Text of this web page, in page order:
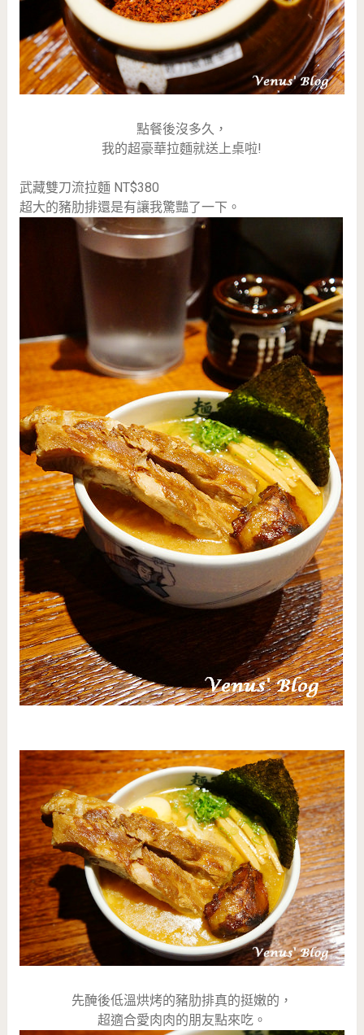
點餐後沒多久，
我的超豪華拉麵就送上桌啦!
武藏雙刀流拉麵 NT$380
超大的豬肋排還是有讓我驚豔了一下。
先醃後低溫烘烤的豬肋排真的挺嫩的，
超適合愛肉肉的朋友點來吃。